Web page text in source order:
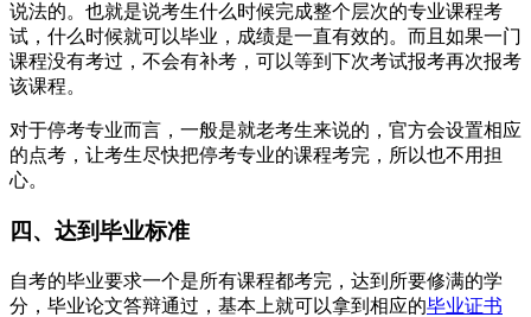
说法的。也就是说考生什么时候完成整个层次的专业课程考
试，什么时候就可以毕业，成绩是一直有效的。而且如果一门
课程没有考过，不会有补考，可以等到下次考试报考再次报考
该课程。
对于停考专业而言，一般是就老考生来说的，官方会设置相应
的点考，让考生尽快把停考专业的课程考完，所以也不用担
心。
四、达到毕业标准
自考的毕业要求一个是所有课程都考完，达到所要修满的学
分，毕业论文答辩通过，基本上就可以拿到相应的毕业证书